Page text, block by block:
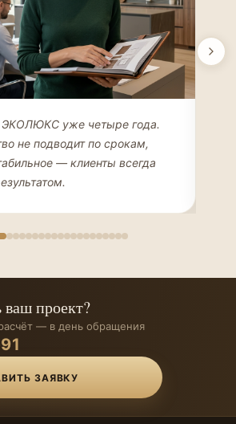
ЭКОЛЮКС уже четыре года.
не подводит по срокам,
— клиенты всегда
ваш проект?
— в день обращения
ЗАЯВКУ